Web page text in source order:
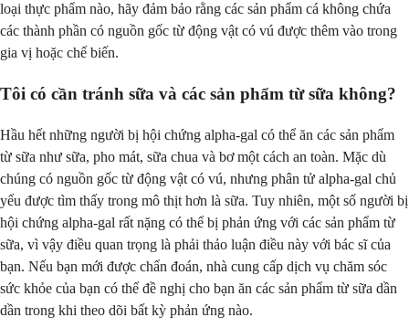
loại thực phẩm nào, hãy đảm bảo rằng các sản phẩm cá không chứa
các thành phần có nguồn gốc từ động vật có vú được thêm vào trong
gia vị hoặc chế biến.
Tôi có cần tránh sữa và các sản phẩm từ sữa không?
Hầu hết những người bị hội chứng alpha-gal có thể ăn các sản phẩm
từ sữa như sữa, pho mát, sữa chua và bơ một cách an toàn. Mặc dù
chúng có nguồn gốc từ động vật có vú, nhưng phân tử alpha-gal chủ
yếu được tìm thấy trong mô thịt hơn là sữa. Tuy nhiên, một số người bị
hội chứng alpha-gal rất nặng có thể bị phản ứng với các sản phẩm từ
sữa, vì vậy điều quan trọng là phải thảo luận điều này với bác sĩ của
bạn. Nếu bạn mới được chẩn đoán, nhà cung cấp dịch vụ chăm sóc
sức khỏe của bạn có thể đề nghị cho bạn ăn các sản phẩm từ sữa dần
dần trong khi theo dõi bất kỳ phản ứng nào.